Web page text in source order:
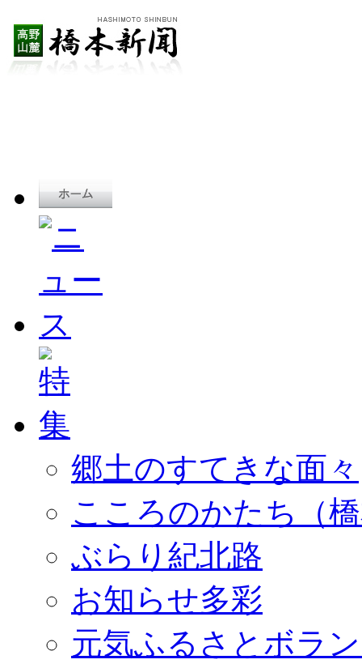
郷土のすてきな面々
こころのかたち（
ぶらり紀北路
お知らせ多彩
元気ふるさとボラ